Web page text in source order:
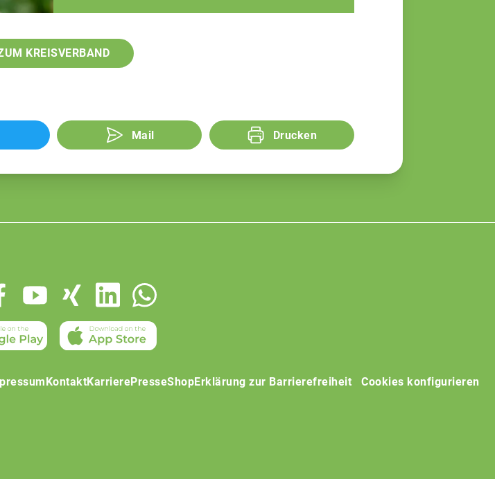
KREISVERBAND
Mail Drucken
KontaktKarrierePresseShopErklärung zur Barrierefreiheit Cookies konfigurieren